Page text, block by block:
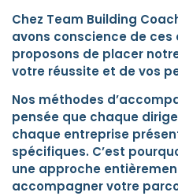
Chez Team Building
avons conscience de ces
proposons de placer
votre réussite et de vos
Nos méthodes
pensée que chaque
chaque entreprise
spécifiques. C’est
une approche
accompagner votre